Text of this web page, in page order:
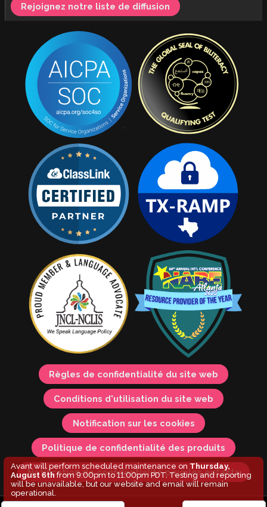
Rejoignez notre liste de diffusion
Règles de confidentialité du site web
Conditions d'utilisation du site web
Notification sur les cookies
Politique de confidentialité des produits
Notification de confidentialité pour les enfants
Avant will perform scheduled maintenance on Thursday,
August 6thfrom 9:00pm to 11:00pm PDT. Testing and reporting
will be unavailable, but our website and email will remain
operational.